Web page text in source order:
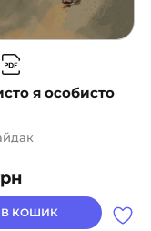
я особисто
В КОШИК